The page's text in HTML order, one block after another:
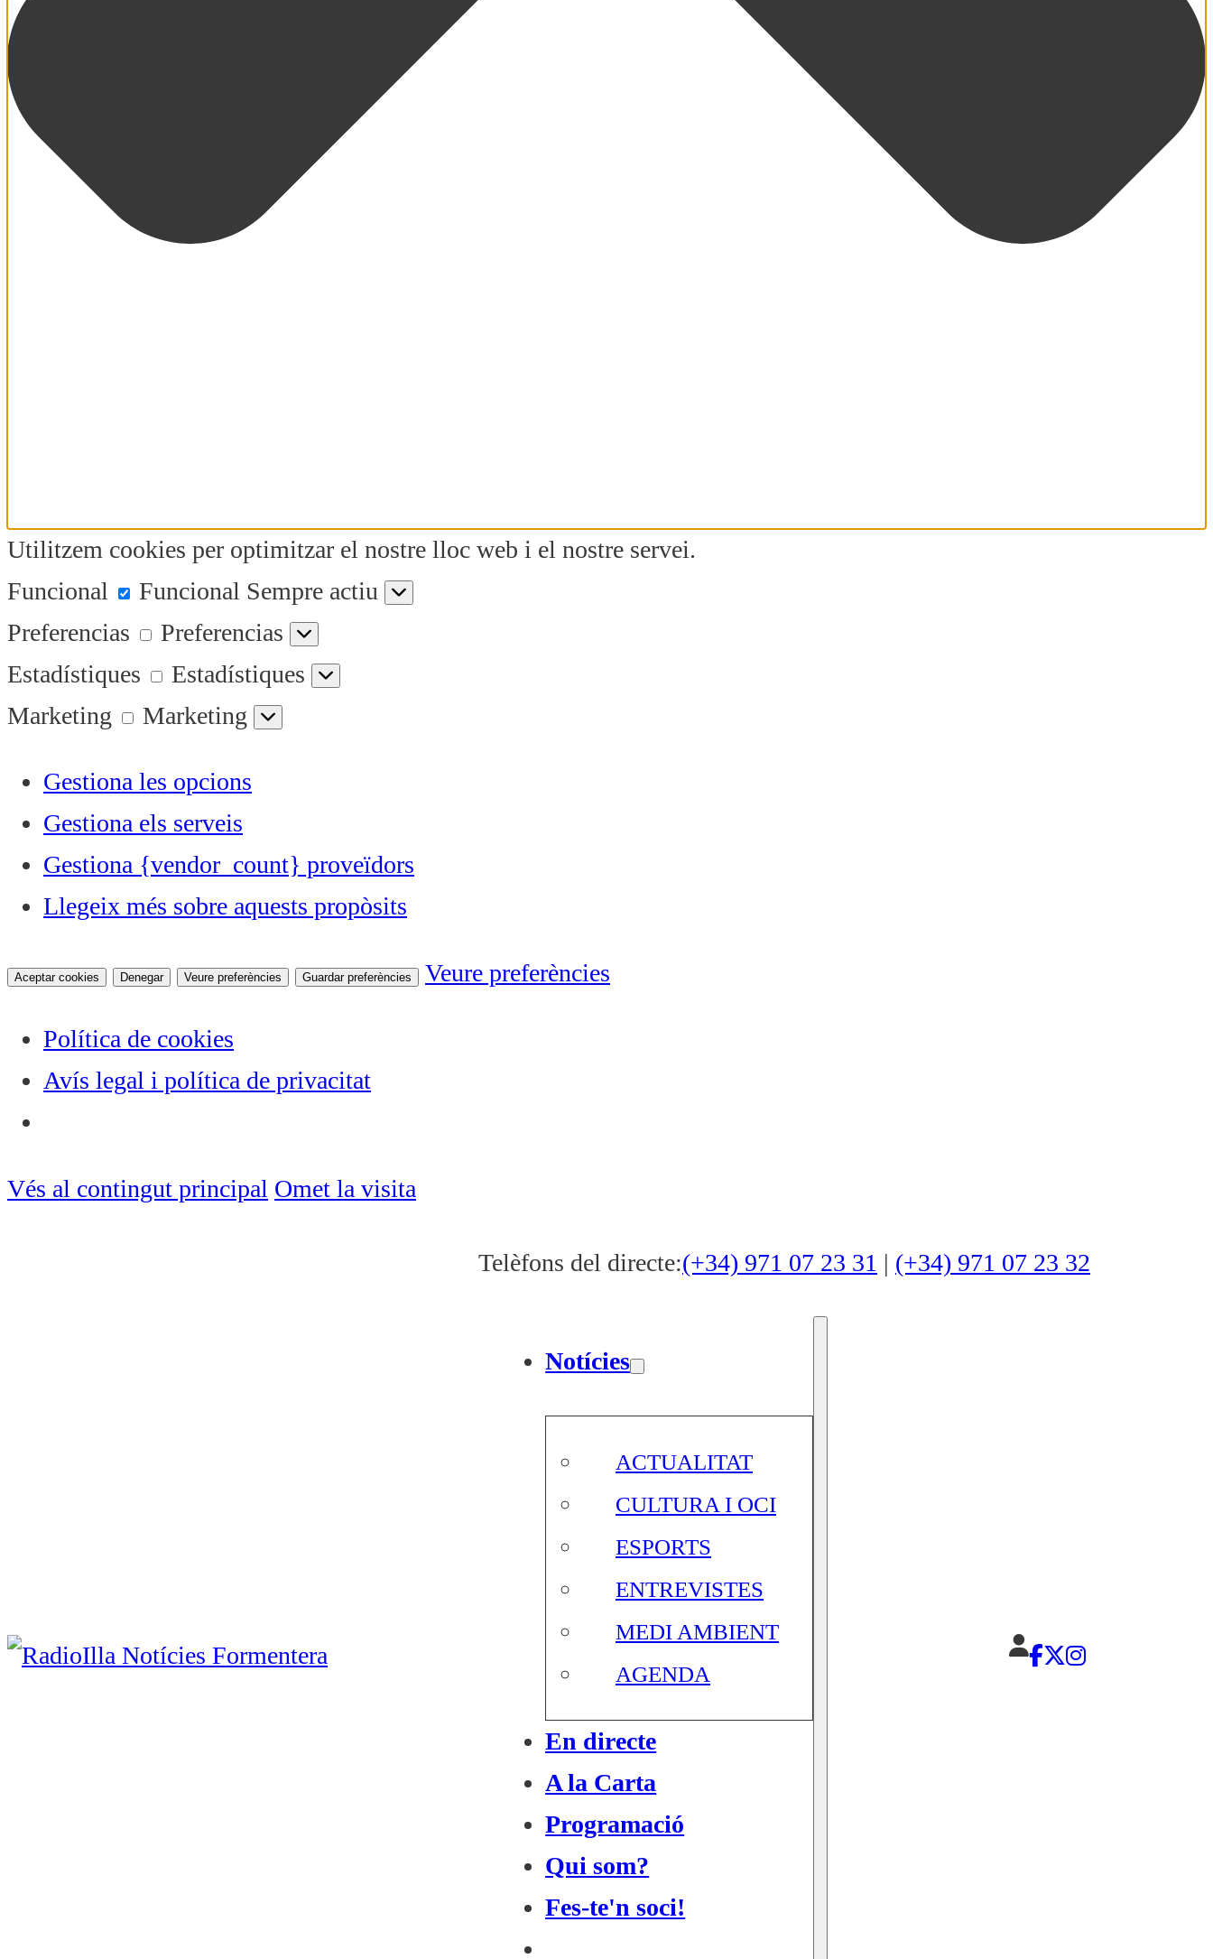
Utilitzem cookies per optimitzar el nostre lloc web i el nostre servei.
Funcional
Funcional Sempre actiu
Preferencias
Preferencias
Estadístiques
Estadístiques
Marketing
Marketing
Gestiona les opcions
Gestiona els serveis
Gestiona {vendor_count} proveïdors
Llegeix més sobre aquests propòsits
Aceptar cookies Denegar Veure preferències Guardar preferències Veure preferències
Política de cookies
Avís legal i política de privacitat
Vés al contingut principal Omet la visita
Telèfons del directe:(+34) 971 07 23 31 | (+34) 971 07 23 32
Notícies
ACTUALITAT
CULTURA I OCI
ESPORTS
ENTREVISTES
MEDI AMBIENT
AGENDA
En directe
A la Carta
Programació
Qui som?
Fes-te'n soci!